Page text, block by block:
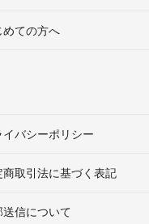
めての方へ
イバシーポリシー
商取引法に基づく表記
送信について